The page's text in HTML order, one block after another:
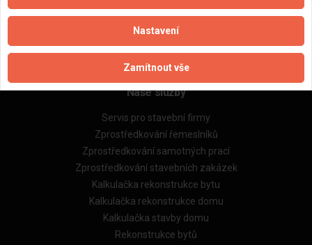
Naše excelové tabulky online
Naše služby
Servis pro stavební firmy
Zprostředkování řemeslníků
Zprostředkování samotných prací
Zprostředkování stavebních zakázek
Kalkulačka rekonstrukce bytu
Kalkulačka rekonstrukce domu
Kalkulačka stavby domu
Rekonstrukce bytů
Nastavení
Zamítnout vše